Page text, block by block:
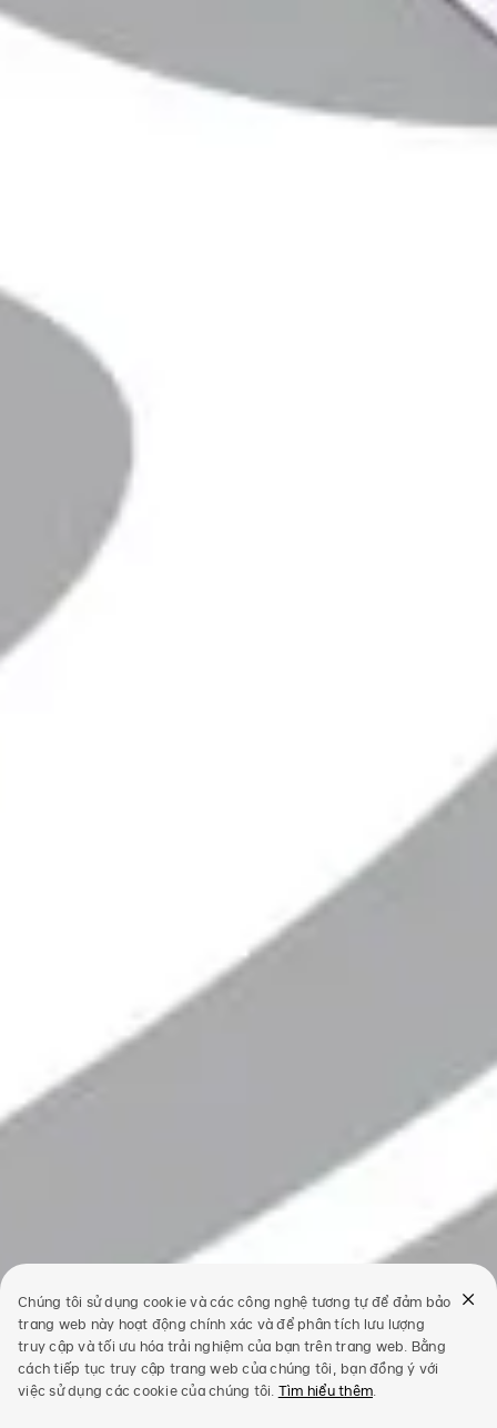
Chúng tôi sử dụng cookie và các công nghệ tương tự để đảm bảo
trang web này hoạt động chính xác và để phân tích lưu lượng
truy cập và tối ưu hóa trải nghiệm của bạn trên trang web. Bằng
cách tiếp tục truy cập trang web của chúng tôi, bạn đồng ý với
việc sử dụng các cookie của chúng tôi. Tìm hiểu thêm